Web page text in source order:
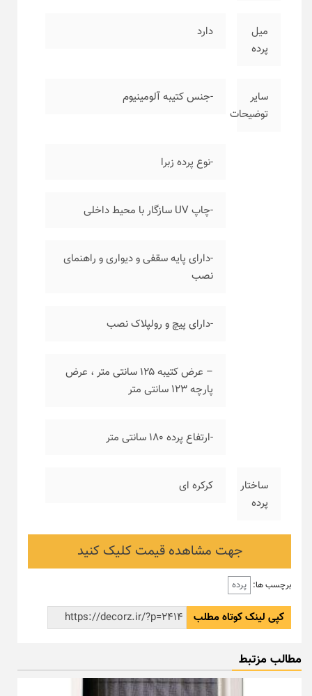
میل
پرده
دارد
سایر
توضیحات
-جنس کتیبه آلومینیوم
-نوع پرده زبرا
-چاپ UV سازگار با محیط داخلی
-دارای پایه سقفی و دیواری و راهنمای
نصب
-دارای پیچ و رولپلاک نصب
– عرض کتیبه ۱۲۵ سانتی متر ، عرض
پارچه ۱۲۳ سانتی متر
-ارتفاع پرده ۱۸۰ سانتی متر
ساختار
پرده
کرکره ای
جهت مشاهده قیمت کلیک کنید
برچسب ها: پرده
کپی لینک کوتاه مطلب
مطالب مزتبط